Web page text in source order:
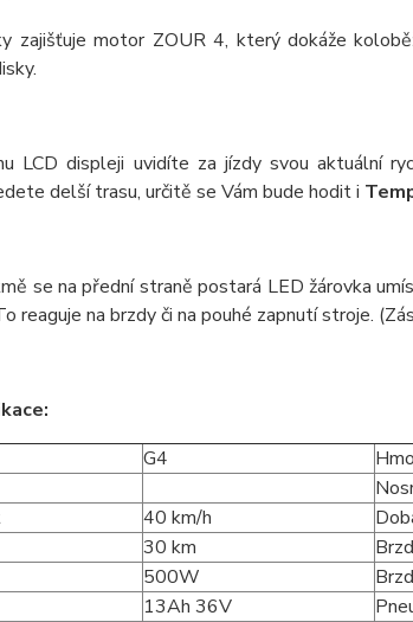
zajišťuje motor ZOUR 4, který dokáže
LCD displeji uvidíte za jízdy svou aktuální
delší trasu, určitě se Vám bude hodit i
se na přední straně postará LED žárovka
reaguje na brzdy či na pouhé zapnutí stroje.
G4
40 km/h
30 km
500W
13Ah 36V